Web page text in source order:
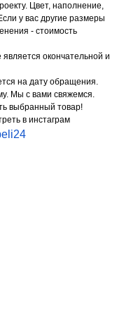
Цвет, наполнение,
у вас другие размеры
- стоимость
окончательной и
на дату обращения.
Мы с вами свяжемся.
выбранный товар!
в инстаграм